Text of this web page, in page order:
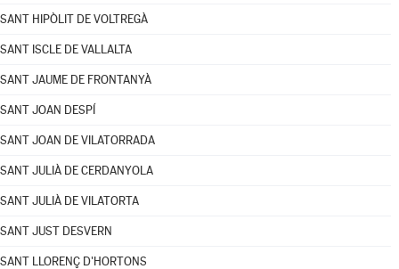
SANT HIPÒLIT DE VOLTREGÀ
SANT ISCLE DE VALLALTA
SANT JAUME DE FRONTANYÀ
SANT JOAN DESPÍ
SANT JOAN DE VILATORRADA
SANT JULIÀ DE CERDANYOLA
SANT JULIÀ DE VILATORTA
SANT JUST DESVERN
SANT LLORENÇ D'HORTONS